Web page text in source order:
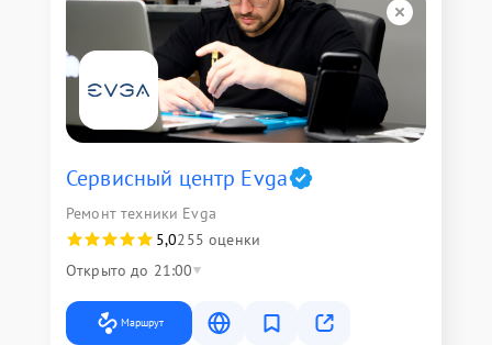
Сервисный центр Evga
Ремонт техники Evga
5,0255 оценки
Открыто до 21:00
Маршрут